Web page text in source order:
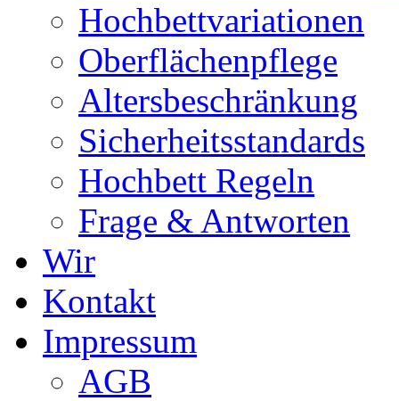
Hochbettvariationen
Oberflächenpflege
Altersbeschränkung
Sicherheitsstandards
Hochbett Regeln
Frage & Antworten
Wir
Kontakt
Impressum
AGB